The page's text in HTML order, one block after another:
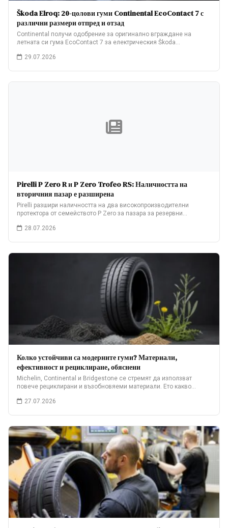
Škoda Elroq: 20-цолови гуми Continental EcoContact 7 с
различни размери отпред и отзад
Continental получи одобрение за оригинално вграждане на
летната си гума EcoContact 7 за електрическия Škoda…
29.07.2026
Pirelli P Zero R и P Zero Trofeo RS: Наличността на
вторичния пазар е разширена
Pirelli разшири наличността на два високопроизводителни
протектора от семейството P Zero за пазара за резервни…
28.07.2026
Колко устойчиви са модерните гуми? Материали,
ефективност и рециклиране, обяснени
Michelin, Continental и Bridgestone се стремят да използват
повече рециклирани и възобновяеми материали. Ето какво…
27.07.2026